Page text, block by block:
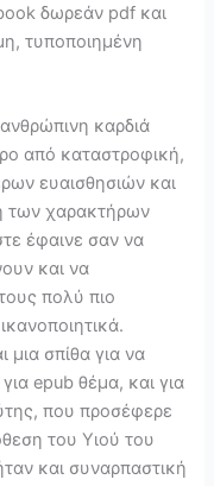
δωρεάν pdf και
τυποποιημένη
καρδιά
από καταστροφική,
ευαισθησιών και
των χαρακτήρων
έφαινε σαν να
και να
πολύ πιο
μια σπίθα για να
epub θέμα, και για
που προσέφερε
του Υιού του
και συναρπαστική